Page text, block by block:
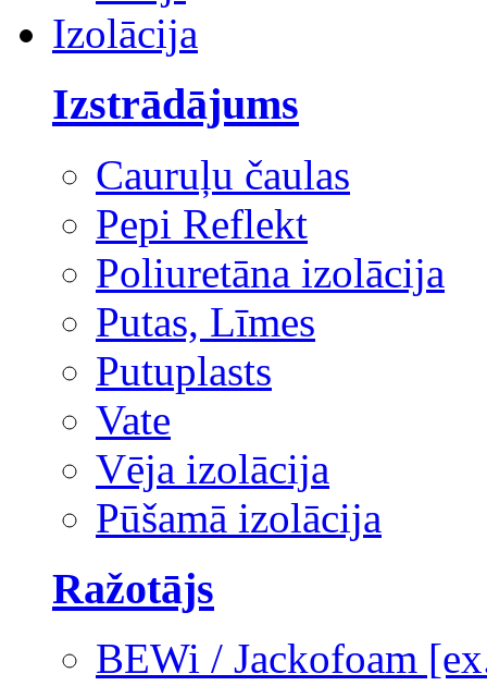
Izolācija
Izstrādājums
Cauruļu čaulas
Pepi Reflekt
Poliuretāna izolācija
Putas, Līmes
Putuplasts
Vate
Vēja izolācija
Pūšamā izolācija
Ražotājs
BEWi / Jackofoam